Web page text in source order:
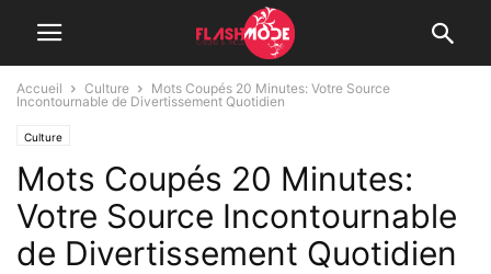
Accueil Culture
Mots Coupés 20 Minutes: Votre Source
Incontournable de Divertissement Quotidien
Culture
Mots Coupés 20 Minutes:
Votre Source Incontournable
de Divertissement Quotidien